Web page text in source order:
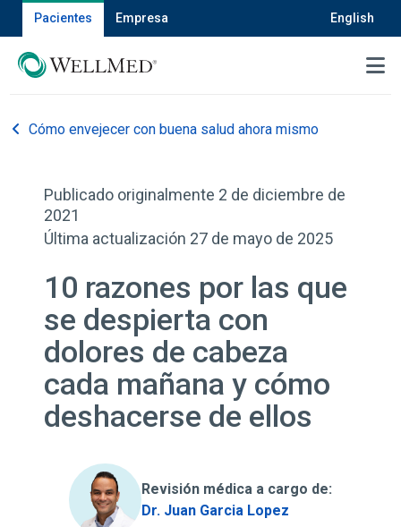
Pacientes Empresa English
MENU
Cómo envejecer con buena salud ahora mismo
Publicado originalmente 2 de diciembre de
2021
Última actualización 27 de mayo de 2025
10 razones por las que
se despierta con
dolores de cabeza
cada mañana y cómo
deshacerse de ellos
Revisión médica a cargo de:
Dr. Juan Garcia Lopez